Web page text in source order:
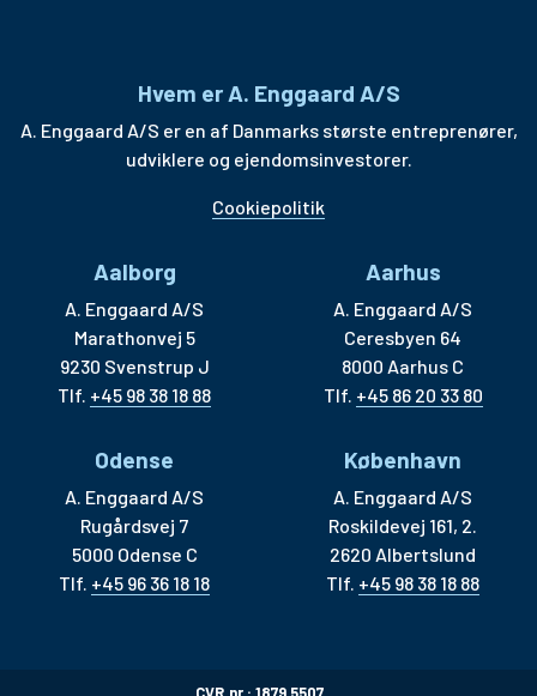
Hvem er A. Enggaard A/S
A. Enggaard A/S er en af Danmarks største entreprenører,
udviklere og ejendomsinvestorer.
Cookiepolitik
Aalborg
A. Enggaard A/S
Marathonvej 5
9230 Svenstrup J
Tlf. +45 98 38 18 88
Aarhus
A. Enggaard A/S
Ceresbyen 64
8000 Aarhus C
Tlf. +45 86 20 33 80
Odense
A. Enggaard A/S
Rugårdsvej 7
5000 Odense C
Tlf. +45 96 36 18 18
København
A. Enggaard A/S
Roskildevej 161, 2.
2620 Albertslund
Tlf. +45 98 38 18 88